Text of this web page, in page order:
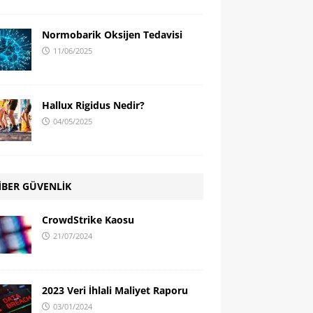
Normobarik Oksijen Tedavisi
11/06/2025
Hallux Rigidus Nedir?
04/05/2025
GÜVENLİK
CrowdStrike Kaosu
21/07/2024
2023 Veri İhlali Maliyet Raporu
03/01/2024